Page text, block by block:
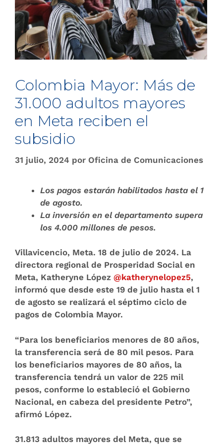
Colombia Mayor: Más de
31.000 adultos mayores
en Meta reciben el
subsidio
31 julio, 2024 por Oficina de Comunicaciones
Los pagos estarán habilitados hasta el 1
de agosto.
La inversión en el departamento supera
los 4.000 millones de pesos.
Villavicencio, Meta. 18 de julio de 2024. La
directora regional de Prosperidad Social en
Meta, Katheryne López @katherynelopez5,
informó que desde este 19 de julio hasta el 1
de agosto se realizará el séptimo ciclo de
pagos de Colombia Mayor.
“Para los beneficiarios menores de 80 años,
la transferencia será de 80 mil pesos. Para
los beneficiarios mayores de 80 años, la
transferencia tendrá un valor de 225 mil
pesos, conforme lo estableció el Gobierno
Nacional, en cabeza del presidente Petro”,
afirmó López.
31.813 adultos mayores del Meta, que se